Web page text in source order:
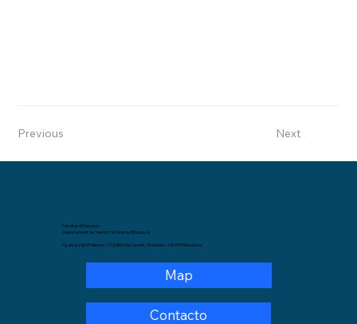
Previous Next
Facultat d’Educació
Departament de Teoria i Història de l’Educació.
Pg. de la Vall d’Hebron, 171,Edifici de Llevant, 3a planta – 08035 Barcelona.
Map
Contacto